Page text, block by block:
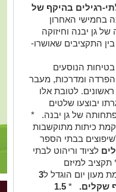
רגילים בהיקף של
בחמישי האחרון
גן יבנה וחיזוקה
התקציבים שאושרו-
הנוסעים
הפרדה ומדרכות, מעבר
לטובת אלו
יבוצעו שלטים
של גן יבנה.
*
והקמת כיתות מתוקשבות
בבתי הספר
לציוד וריהוט לבתי
תקציב למיזם
מעון יום הוגדל ל3
*
1.5